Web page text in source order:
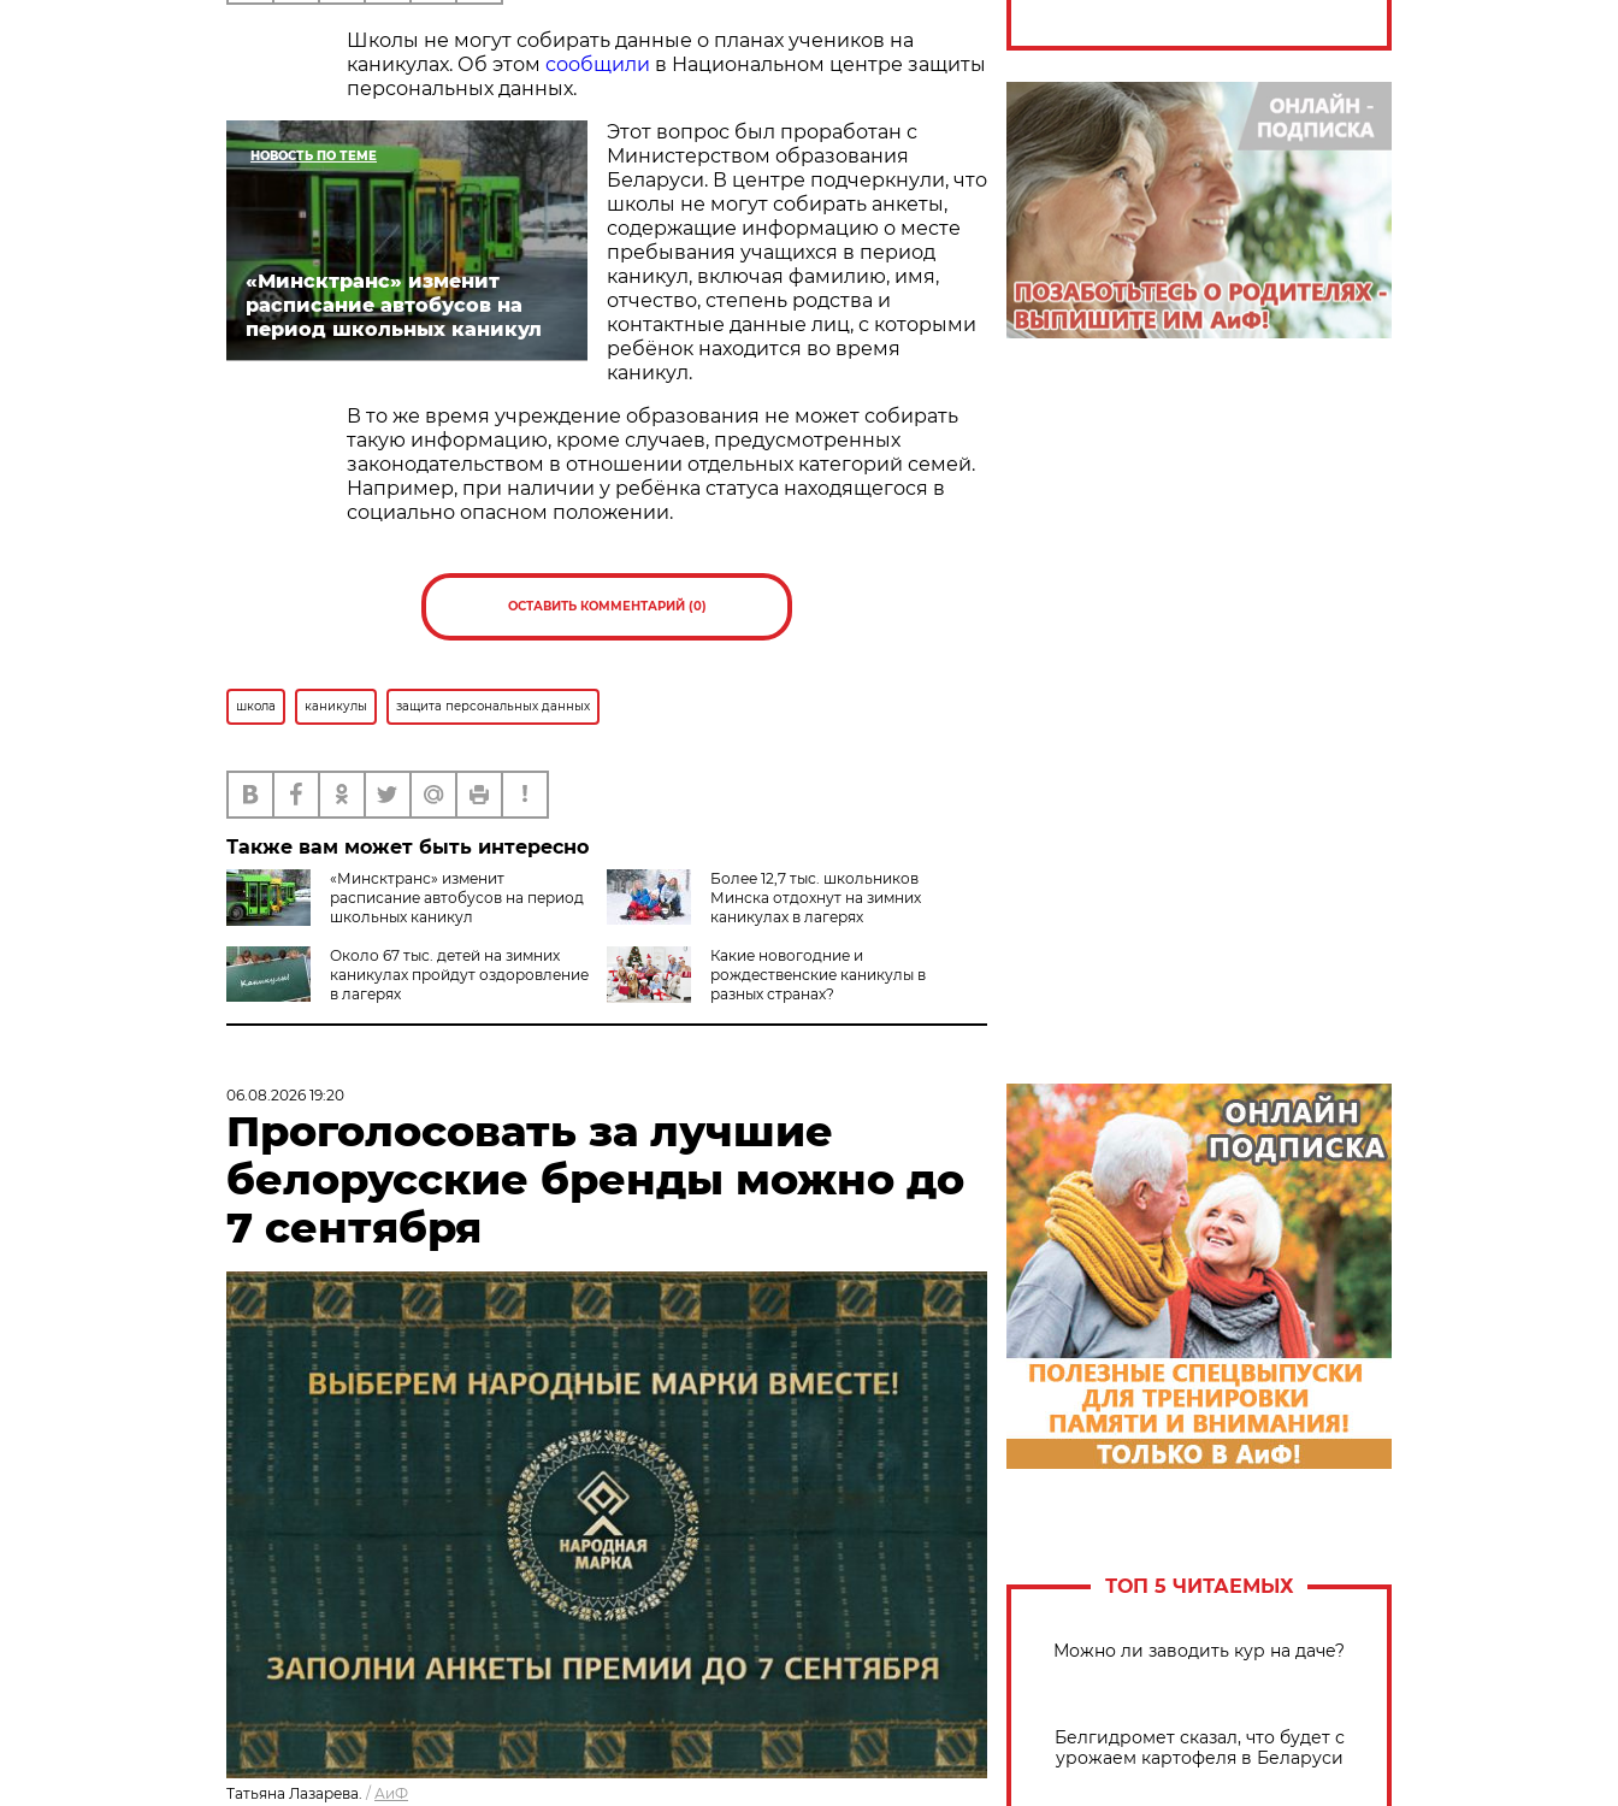
Школы не могут собирать данные о планах учеников на
каникулах. Об этом сообщили в Национальном центре защиты
персональных данных.
НОВОСТЬ ПО ТЕМЕ
«Минсктранс» изменит
расписание автобусов на
период школьных каникул
Этот вопрос был проработан с
Министерством образования
Беларуси. В центре подчеркнули, что
школы не могут собирать анкеты,
содержащие информацию о месте
пребывания учащихся в период
каникул, включая фамилию, имя,
отчество, степень родства и
контактные данные лиц, с которыми
ребёнок находится во время
каникул.
В то же время учреждение образования не может собирать
такую информацию, кроме случаев, предусмотренных
законодательством в отношении отдельных категорий семей.
Например, при наличии у ребёнка статуса находящегося в
социально опасном положении.
ОСТАВИТЬ КОММЕНТАРИЙ (0)
школа каникулы защита персональных данных
Также вам может быть интересно
«Минсктранс» изменит
расписание автобусов на период
школьных каникул
Более 12,7 тыс. школьников
Минска отдохнут на зимних
каникулах в лагерях
Около 67 тыс. детей на зимних
каникулах пройдут оздоровление
в лагерях
Какие новогодние и
рождественские каникулы в
разных странах?
06.08.2026 19:20
Проголосовать за лучшие
белорусские бренды можно до
7 сентября
Татьяна Лазарева. / АиФ
ТОП 5 ЧИТАЕМЫХ
Можно ли заводить кур на даче?
Белгидромет сказал, что будет с
урожаем картофеля в Беларуси